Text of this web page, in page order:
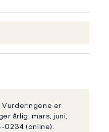
er
årlig: mars, juni,
0234 (online).